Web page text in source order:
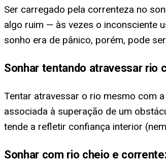
Ser carregado pela correnteza no
algo ruim — às vezes o inconsciente
sonho era de pânico, porém, pode
Sonhar tentando atravessar rio
Tentar atravessar o rio mesmo com
associada à superação de um
tende a refletir confiança interior
Sonhar com rio cheio e